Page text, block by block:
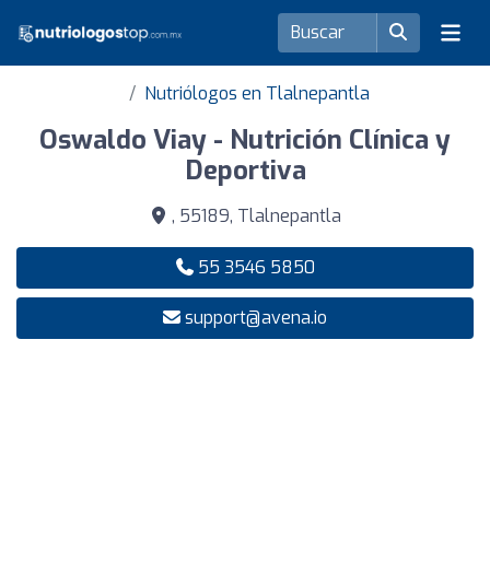
Nutriólogos en Tlalnepantla
Oswaldo Viay - Nutrición Clínica y
Deportiva
, 55189, Tlalnepantla
55 3546 5850
support@avena.io